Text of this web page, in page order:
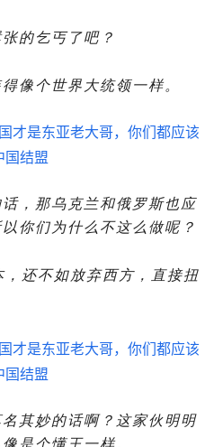
的乞丐了吧？
像个世界大统领一样。
，那乌克兰和俄罗斯也应
你们为什么不这么做呢？
还不如放弃西方，直接扭
其妙的话啊？这家伙明明